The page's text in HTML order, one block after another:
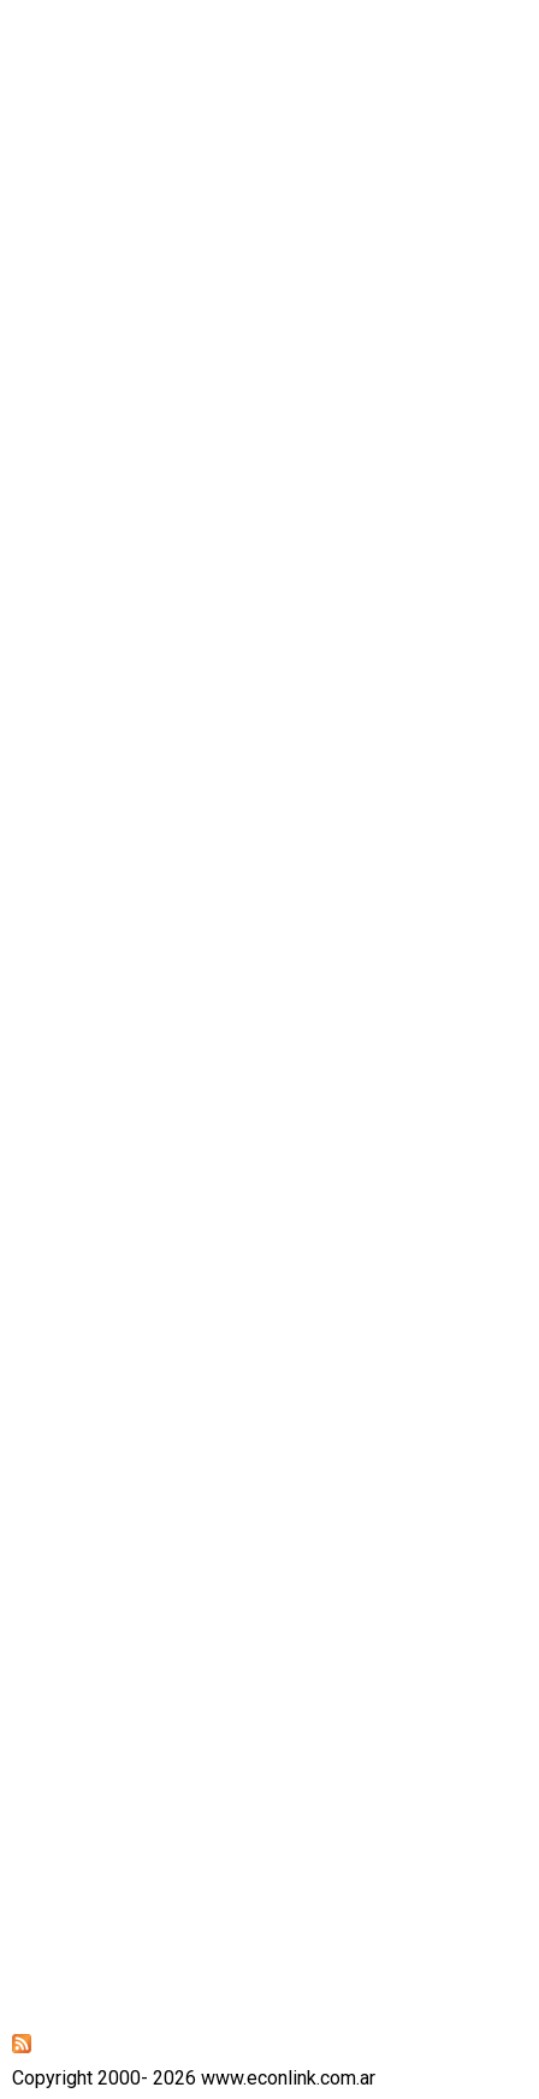
Copyright 2000- 2026 www.econlink.com.ar